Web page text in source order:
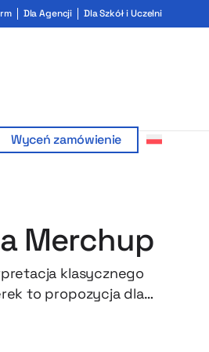
Dla Agencji Dla Szkół i Uczelni
Wyceń zamówienie
Merchup
klasycznego
to propozycja dla
jako element